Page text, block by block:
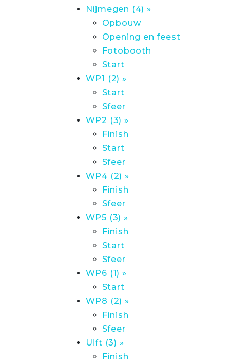
Nijmegen (4) »
Opbouw
Opening en feest
Fotobooth
Start
WP1 (2) »
Start
Sfeer
WP2 (3) »
Finish
Start
Sfeer
WP4 (2) »
Finish
Sfeer
WP5 (3) »
Finish
Start
Sfeer
WP6 (1) »
Start
WP8 (2) »
Finish
Sfeer
Ulft (3) »
Finish